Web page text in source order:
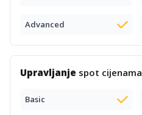
Advanced
Upravljanje spot cijenama
Basic